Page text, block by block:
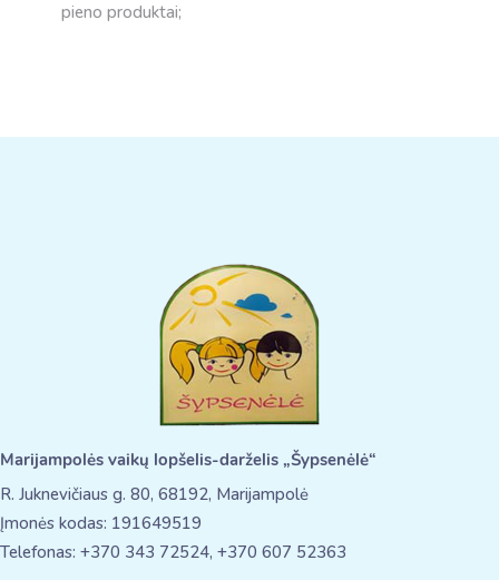
pieno produktai;
Marijampolės vaikų lopšelis-darželis „Šypsenėlė“
R. Juknevičiaus g. 80, 68192, Marijampolė
Įmonės kodas: 191649519
Telefonas: +370 343 72524, +370 607 52363